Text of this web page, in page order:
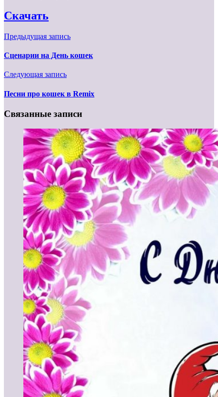
Cкачать
Предыдущая запись
Сценарии на День кошек
Следующая запись
Песни про кошек в Remix
Связанные записи